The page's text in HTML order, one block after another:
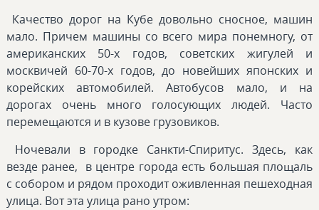
Качество дорог на Кубе довольно сносное, машин
мало. Причем машины со всего мира понемногу, от
американских 50-х годов, советских жигулей и
москвичей 60-70-х годов, до новейших японских и
корейских автомобилей. Автобусов мало, и на
дорогах очень много голосующих людей. Часто
перемещаются и в кузове грузовиков.
Ночевали в городке Санкти-Спиритуc. Здесь, как
везде ранее, в центре города есть большая площаль
с собором и рядом проходит оживленная пешеходная
улица. Вот эта улица рано утром: